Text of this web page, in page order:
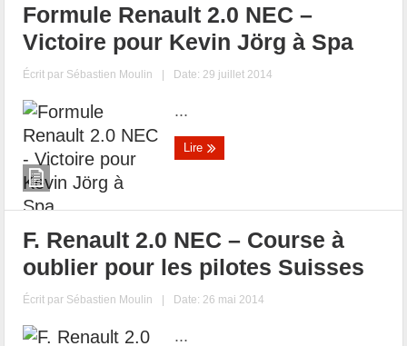
Formule Renault 2.0 NEC –
Victoire pour Kevin Jörg à Spa
Écrit par Sébastien Moulin | Date: 29 juillet 2014
...
Lire
F. Renault 2.0 NEC – Course à
oublier pour les pilotes Suisses
Écrit par Sébastien Moulin | Date: 26 mai 2014
...